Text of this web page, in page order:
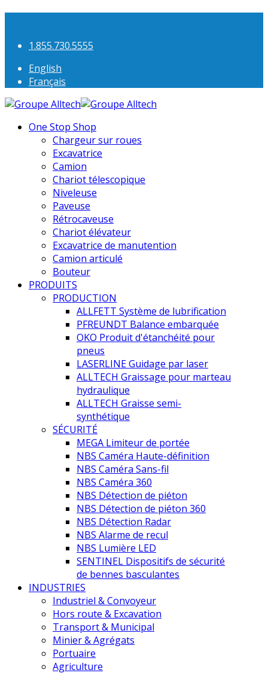
1.855.730.5555
English
Français
One Stop Shop
Chargeur sur roues
Excavatrice
Camion
Chariot télescopique
Niveleuse
Paveuse
Rétrocaveuse
Chariot élévateur
Excavatrice de manutention
Camion articulé
Bouteur
PRODUITS
PRODUCTION
ALLFETT Système de lubrification
PFREUNDT Balance embarquée
OKO Produit d'étanchéité pour
pneus
LASERLINE Guidage par laser
ALLTECH Graissage pour marteau
hydraulique
ALLTECH Graisse semi-
synthétique
SÉCURITÉ
MEGA Limiteur de portée
NBS Caméra Haute-définition
NBS Caméra Sans-fil
NBS Caméra 360
NBS Détection de piéton
NBS Détection de piéton 360
NBS Détection Radar
NBS Alarme de recul
NBS Lumière LED
SENTINEL Dispositifs de sécurité
de bennes basculantes
INDUSTRIES
Industriel & Convoyeur
Hors route & Excavation
Transport & Municipal
Minier & Agrégats
Portuaire
Agriculture